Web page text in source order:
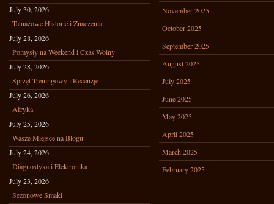
July 30, 2026
Tatuażowe Historie i Znaczenia
July 28, 2026
Pomysły na Weekend i Czas Wolny
July 28, 2026
Sprzęt Treningowy i Recenzje
July 26, 2026
Afryka
July 25, 2026
Wasze Miejsce na Blogu
July 24, 2026
Diagnostyka i Elektronika
July 23, 2026
Sezonowe Smaki
November 2025
October 2025
September 2025
August 2025
July 2025
June 2025
May 2025
April 2025
March 2025
February 2025